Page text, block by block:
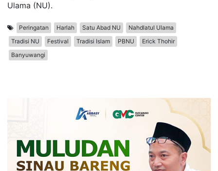
Ulama (NU).
Peringatan Harlah Satu Abad NU
Nahdlatul Ulama
Tradisi NU
Festival Tradisi Islam PBNU
Erick Thohir
Banyuwangi